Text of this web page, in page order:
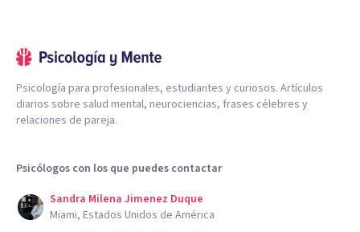
Psicología para profesionales, estudiantes y curiosos. Artículos
diarios sobre salud mental, neurociencias, frases célebres y
relaciones de pareja.
Psicólogos con los que puedes contactar
Sandra Milena Jimenez Duque
Miami, Estados Unidos de América